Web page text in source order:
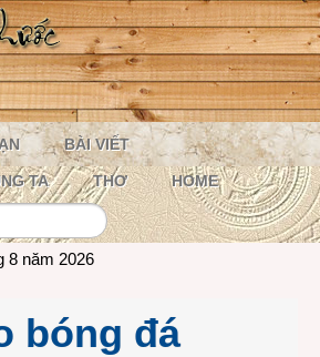
BÀI VIẾT
TA THƠ HOME
8 năm 2026
bóng đá